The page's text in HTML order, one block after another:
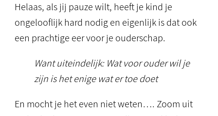
Helaas, als jij pauze wilt, heeft je kind je
ongelooflijk hard nodig en eigenlijk is dat ook
een prachtige eer voor je ouderschap.
Want uiteindelijk: Wat voor ouder wil je
zijn is het enige wat er toe doet
En mocht je het even niet weten…. Zoom uit